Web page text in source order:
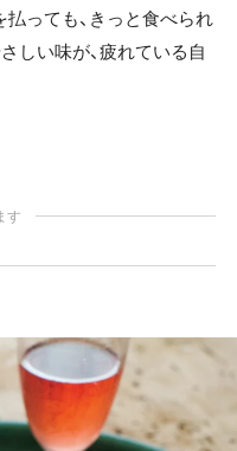
払っても、きっと食べられ
しい味が、疲れている自
す